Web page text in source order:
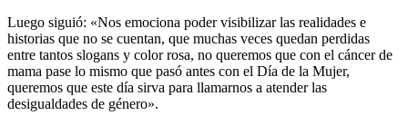
Luego siguió: «Nos emociona poder visibilizar las realidades e
historias que no se cuentan, que muchas veces quedan perdidas
entre tantos slogans y color rosa, no queremos que con el cáncer de
mama pase lo mismo que pasó antes con el Día de la Mujer,
queremos que este día sirva para llamarnos a atender las
desigualdades de género».